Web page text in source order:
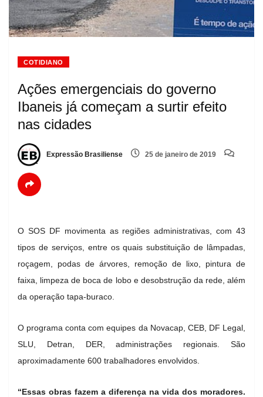
COTIDIANO
Ações emergenciais do governo
Ibaneis já começam a surtir efeito
nas cidades
Expressão Brasiliense 25 de janeiro de 2019
O SOS DF movimenta as regiões administrativas, com 43
tipos de serviços, entre os quais substituição de lâmpadas,
roçagem, podas de árvores, remoção de lixo, pintura de
faixa, limpeza de boca de lobo e desobstrução da rede, além
da operação tapa-buraco.
O programa conta com equipes da Novacap, CEB, DF Legal,
SLU, Detran, DER, administrações regionais. São
aproximadamente 600 trabalhadores envolvidos.
“Essas obras fazem a diferença na vida dos moradores.